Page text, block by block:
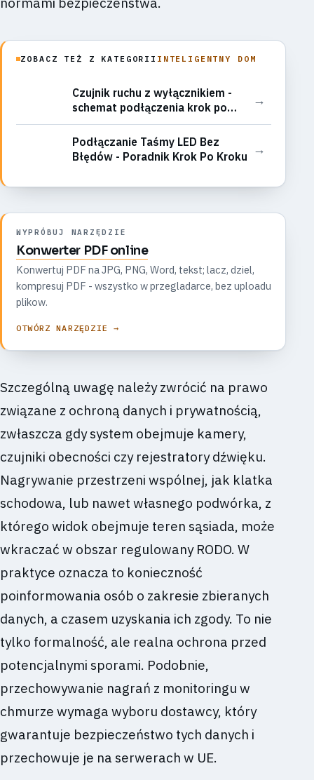
ZOBACZ TEŻ Z KATEGORII INTELIGENTNY DOM
Czujnik ruchu z wyłącznikiem -
schemat podłączenia krok po
kroku
→
Podłączanie Taśmy LED Bez
Błędów - Poradnik Krok Po Kroku →
WYPRÓBUJ NARZĘDZIE
Konwerter PDF online
Konwertuj PDF na JPG, PNG, Word, tekst; lacz, dziel,
kompresuj PDF - wszystko w przegladarce, bez uploadu
plikow.
OTWÓRZ NARZĘDZIE →
Szczególną uwagę należy zwrócić na prawo
związane z ochroną danych i prywatnością,
zwłaszcza gdy system obejmuje kamery,
czujniki obecności czy rejestratory dźwięku.
Nagrywanie przestrzeni wspólnej, jak klatka
schodowa, lub nawet własnego podwórka, z
którego widok obejmuje teren sąsiada, może
wkraczać w obszar regulowany RODO. W
praktyce oznacza to konieczność
poinformowania osób o zakresie zbieranych
danych, a czasem uzyskania ich zgody. To nie
tylko formalność, ale realna ochrona przed
potencjalnymi sporami. Podobnie,
przechowywanie nagrań z monitoringu w
chmurze wymaga wyboru dostawcy, który
gwarantuje bezpieczeństwo tych danych i
przechowuje je na serwerach w UE.